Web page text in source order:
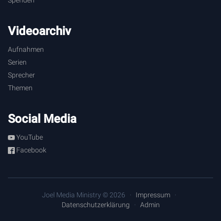
Videoarchiv
Aufnahmen
Serien
Sprecher
Themen
Social Media
YouTube
Facebook
Joel Media Ministry © 2026
Impressum
Datenschutzerklärung
Admin